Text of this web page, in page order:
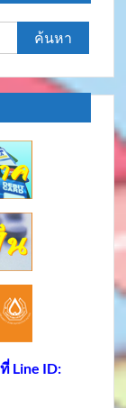
ค้นหา
สำหรับ:
Line ID: